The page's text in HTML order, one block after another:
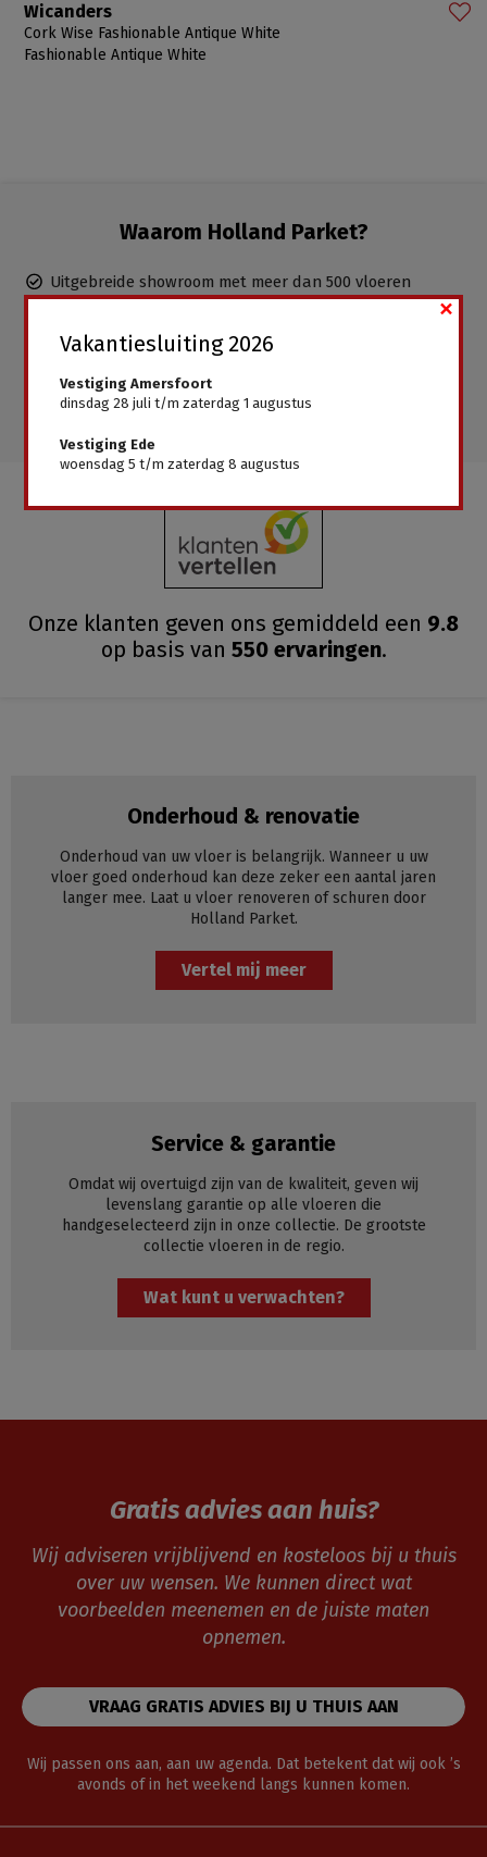
Wicanders
Cork Wise Fashionable Antique White
Fashionable Antique White
Waarom Holland Parket?
Uitgebreide showroom met meer dan 500 vloeren
Ervaren parketteurs in dienst, inclusief leggen mogelijk
Alle vloeren direct leverbaar, geen wachttijden
Onze klanten geven ons gemiddeld een 9.8
op basis van 550ervaringen.
Onderhoud & renovatie
Onderhoud van uw vloer is belangrijk. Wanneer u uw
vloer goed onderhoud kan deze zeker een aantal jaren
langer mee. Laat u vloer renoveren of schuren door
Holland Parket.
Vertel mij meer
Service & garantie
Omdat wij overtuigd zijn van de kwaliteit, geven wij
levenslang garantie op alle vloeren die
handgeselecteerd zijn in onze collectie. De grootste
collectie vloeren in de regio.
Wat kunt u verwachten?
Gratis advies aan huis?
Wij adviseren vrijblijvend en kosteloos bij u thuis
over uw wensen. We kunnen direct wat
voorbeelden meenemen en de juiste maten
opnemen.
VRAAG GRATIS ADVIES BIJ U THUIS AAN
Wij passen ons aan, aan uw agenda. Dat betekent dat wij ook ’s
avonds of in het weekend langs kunnen komen.
Vakantiesluiting 2026
Vestiging Amersfoort
dinsdag 28 juli t/m zaterdag 1 augustus
Vestiging Ede
woensdag 5 t/m zaterdag 8 augustus
×